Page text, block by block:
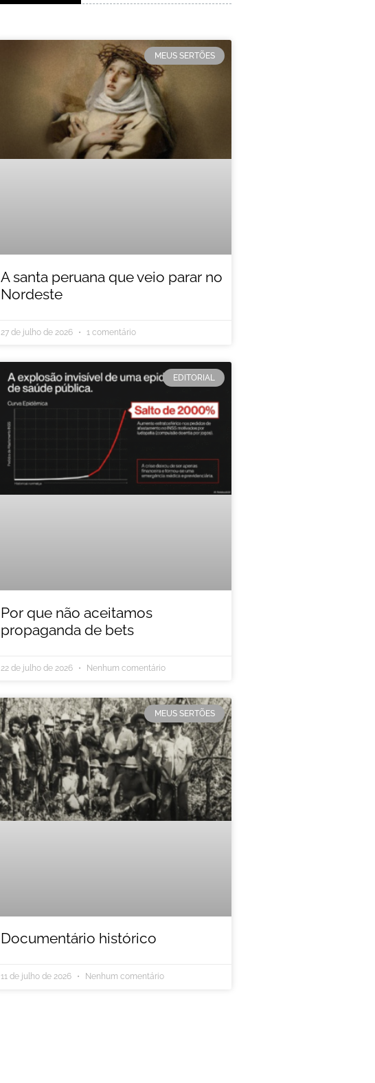
MEUS SERTÕES
A santa peruana que veio parar no
Nordeste
27 de julho de 2026 1 comentário
EDITORIAL
Por que não aceitamos
propaganda de bets
22 de julho de 2026 Nenhum comentário
MEUS SERTÕES
Documentário histórico
11 de julho de 2026 Nenhum comentário